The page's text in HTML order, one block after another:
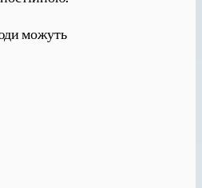
можуть